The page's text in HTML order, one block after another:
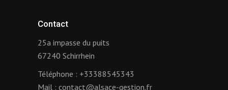
Contact
25a impasse du puits
67240 Schirrhein
Téléphone : +33388545343
Mail : contact@alsace-gestion.fr